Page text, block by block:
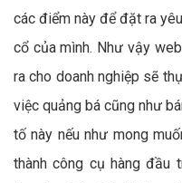
các điểm này để đặt ra
cổ của mình. Như vậy
ra cho doanh nghiệp sẽ
việc quảng bá cũng như
tố này nếu như mong
thành công cụ hàng đầu